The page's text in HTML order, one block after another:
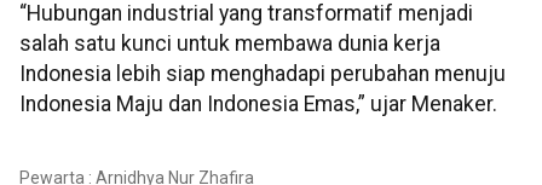
“Hubungan industrial yang transformatif menjadi
salah satu kunci untuk membawa dunia kerja
Indonesia lebih siap menghadapi perubahan menuju
Indonesia Maju dan Indonesia Emas,” ujar Menaker.
Pewarta : Arnidhya Nur Zhafira